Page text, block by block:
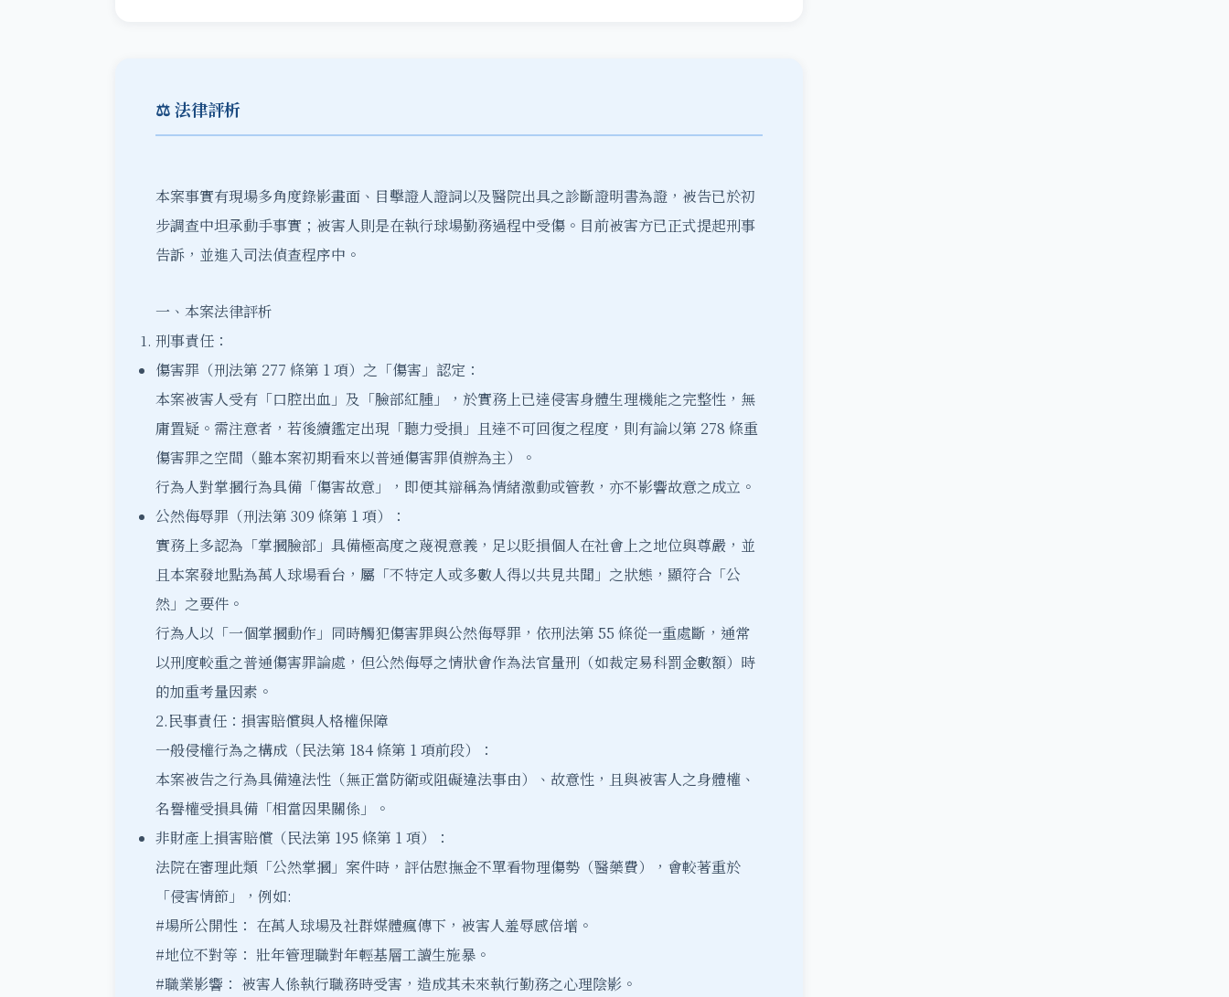
⚖️ 法律評析
本案事實有現場多角度錄影畫面、目擊證人證詞以及醫院出具之診斷證明書為證，被告已於初
步調查中坦承動手事實；被害人則是在執行球場勤務過程中受傷。目前被害方已正式提起刑事
告訴，並進入司法偵查程序中。
一、本案法律評析
刑事責任：
傷害罪（刑法第 277 條第 1 項）之「傷害」認定：
本案被害人受有「口腔出血」及「臉部紅腫」，於實務上已達侵害身體生理機能之完整性，無
庸置疑。需注意者，若後續鑑定出現「聽力受損」且達不可回復之程度，則有論以第 278 條重
傷害罪之空間（雖本案初期看來以普通傷害罪偵辦為主）。
行為人對掌摑行為具備「傷害故意」，即便其辯稱為情緒激動或管教，亦不影響故意之成立。
公然侮辱罪（刑法第 309 條第 1 項）：
實務上多認為「掌摑臉部」具備極高度之蔑視意義，足以貶損個人在社會上之地位與尊嚴，並
且本案發地點為萬人球場看台，屬「不特定人或多數人得以共見共聞」之狀態，顯符合「公
然」之要件。
行為人以「一個掌摑動作」同時觸犯傷害罪與公然侮辱罪，依刑法第 55 條從一重處斷，通常
以刑度較重之普通傷害罪論處，但公然侮辱之情狀會作為法官量刑（如裁定易科罰金數額）時
的加重考量因素。
2.民事責任：損害賠償與人格權保障
一般侵權行為之構成（民法第 184 條第 1 項前段）：
本案被告之行為具備違法性（無正當防衛或阻礙違法事由）、故意性，且與被害人之身體權、
名譽權受損具備「相當因果關係」。
非財產上損害賠償（民法第 195 條第 1 項）：
法院在審理此類「公然掌摑」案件時，評估慰撫金不單看物理傷勢（醫藥費），會較著重於
「侵害情節」，例如:
#場所公開性： 在萬人球場及社群媒體瘋傳下，被害人羞辱感倍增。
#地位不對等： 壯年管理職對年輕基層工讀生施暴。
#職業影響： 被害人係執行職務時受害，造成其未來執行勤務之心理陰影。